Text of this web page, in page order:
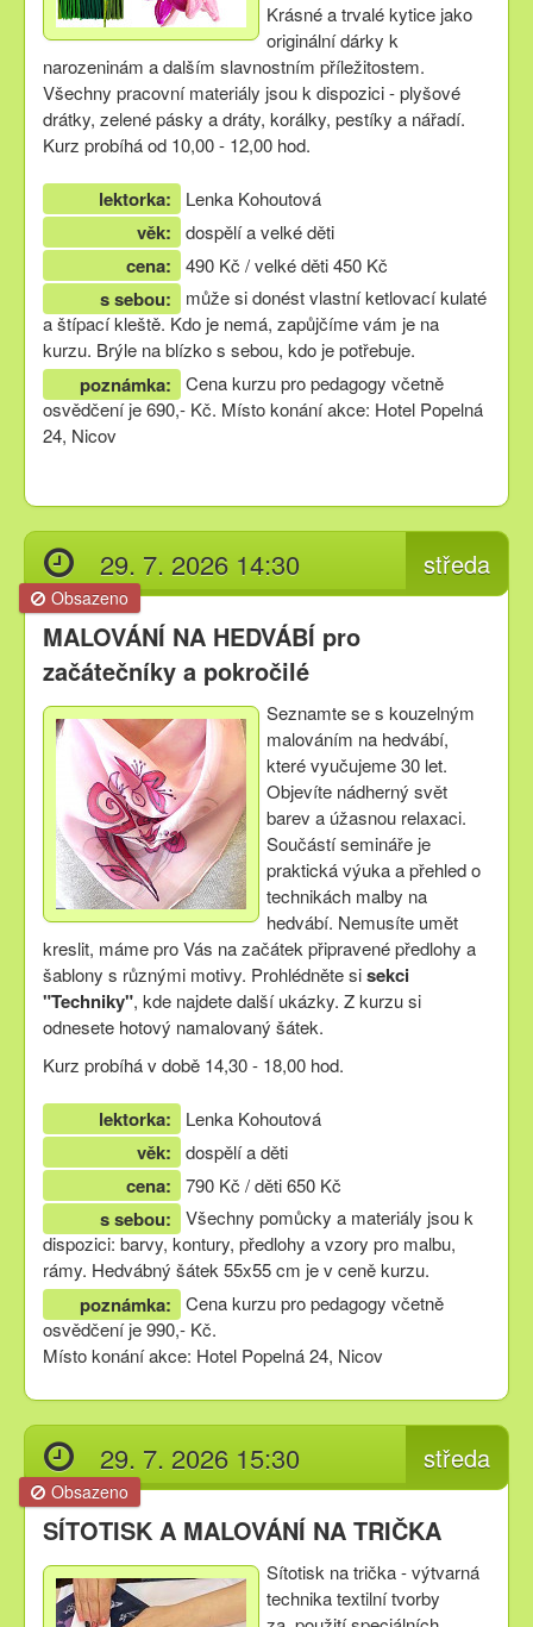
Krásné a trvalé kytice jako
originální dárky k
narozeninám a dalším slavnostním příležitostem.
Všechny pracovní materiály jsou k dispozici - plyšové
drátky, zelené pásky a dráty, korálky, pestíky a nářadí.
Kurz probíhá od 10,00 - 12,00 hod.
lektorka: Lenka Kohoutová
věk: dospělí a velké děti
cena: 490 Kč / velké děti 450 Kč
s sebou:
může si donést vlastní ketlovací kulaté
a štípací kleště. Kdo je nemá, zapůjčíme vám je na
kurzu. Brýle na blízko s sebou, kdo je potřebuje.
poznámka:
Cena kurzu pro pedagogy včetně
osvědčení je 690,- Kč. Místo konání akce: Hotel Popelná
24, Nicov
středa
29. 7. 2026 14:30
Obsazeno
MALOVÁNÍ NA HEDVÁBÍ pro
začátečníky a pokročilé
Seznamte se s kouzelným
malováním na hedvábí,
které vyučujeme 30 let.
Objevíte nádherný svět
barev a úžasnou relaxaci.
Součástí semináře je
praktická výuka a přehled o
technikách malby na
hedvábí. Nemusíte umět
kreslit, máme pro Vás na začátek připravené předlohy a
šablony s různými motivy. Prohlédněte sisekci
"Techniky", kde najdete další ukázky. Z kurzu si
odnesete hotový namalovaný šátek.
Kurz probíhá v době 14,30 - 18,00 hod.
lektorka: Lenka Kohoutová
věk: dospělí a děti
cena: 790 Kč / děti 650 Kč
s sebou:
Všechny pomůcky a materiály jsou k
dispozici: barvy, kontury, předlohy a vzory pro malbu,
rámy. Hedvábný šátek 55x55 cm je v ceně kurzu.
poznámka:
Cena kurzu pro pedagogy včetně
osvědčení je 990,- Kč.
Místo konání akce: Hotel Popelná 24, Nicov
středa
29. 7. 2026 15:30
Obsazeno
SÍTOTISK A MALOVÁNÍ NA TRIČKA
Sítotisk na trička - výtvarná
technika textilní tvorby